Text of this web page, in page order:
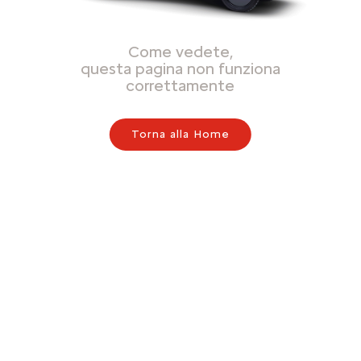
Come vedete,
questa pagina non funziona
correttamente
Torna alla Home